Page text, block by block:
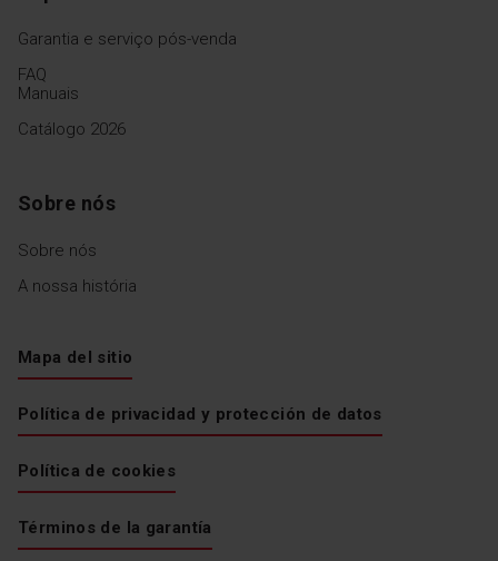
Garantia e serviço pós-venda
FAQ
Manuais
Catálogo 2026
Sobre nós
Sobre nós
A nossa história
Mapa del sitio
Política de privacidad y protección de datos
Política de cookies
Términos de la garantía